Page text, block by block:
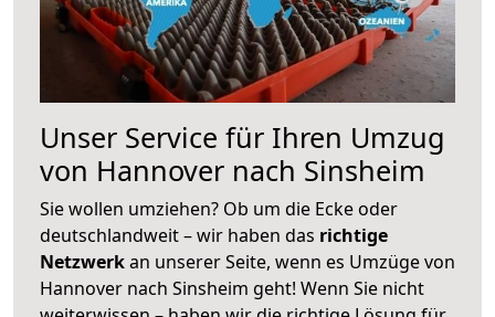
Unser Service für Ihren Umzug
von Hannover nach Sinsheim
Sie wollen umziehen? Ob um die Ecke oder
deutschlandweit – wir haben das richtige
Netzwerkan unserer Seite, wenn es Umzüge von
Hannover nach Sinsheim geht! Wenn Sie nicht